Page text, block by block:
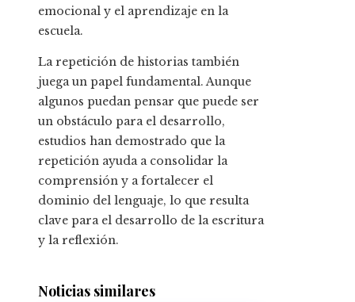
emocional y el aprendizaje en la
escuela.
La repetición de historias también
juega un papel fundamental. Aunque
algunos puedan pensar que puede ser
un obstáculo para el desarrollo,
estudios han demostrado que la
repetición ayuda a consolidar la
comprensión y a fortalecer el
dominio del lenguaje, lo que resulta
clave para el desarrollo de la escritura
y la reflexión.
Noticias similares